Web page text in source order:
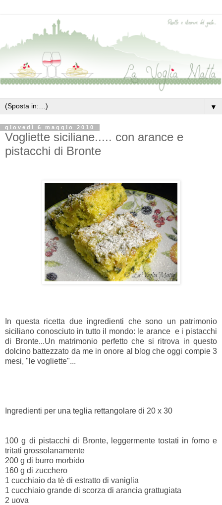
▼
giovedì 6 maggio 2010
Vogliette siciliane..... con arance e
pistacchi di Bronte
In questa ricetta due ingredienti che sono un patrimonio
siciliano conosciuto in tutto il mondo: le arance e i pistacchi
di Bronte...Un matrimonio perfetto che si ritrova in questo
dolcino battezzato da me in onore al blog che oggi compie 3
mesi, "le vogliette"...
Ingredienti per una teglia rettangolare di 20 x 30
100 g di pistacchi di Bronte, leggermente tostati in forno e
tritati grossolanamente
200 g di burro morbido
160 g di zucchero
1 cucchiaio da tè di estratto di vaniglia
1 cucchiaio grande di scorza di arancia grattugiata
2 uova